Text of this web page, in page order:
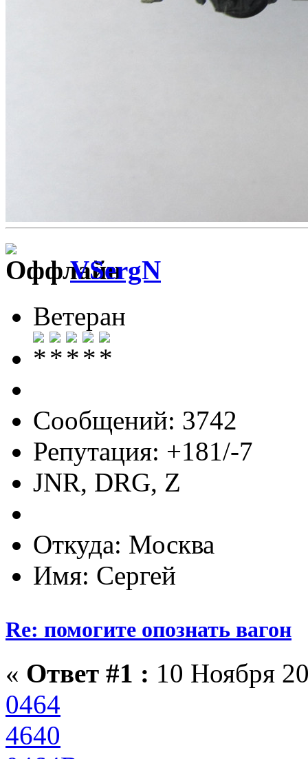
VSergN
Ветеран
Сообщений: 3742
Репутация: +181/-7
JNR, DRG, Z
Откуда: Москва
Имя: Сергей
Re: помогите опознать вагон
« Ответ #1 : 10 Ноября
0464
4640